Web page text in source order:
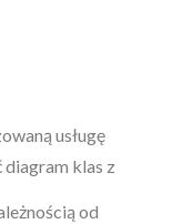
usługę
diagram klas z
od